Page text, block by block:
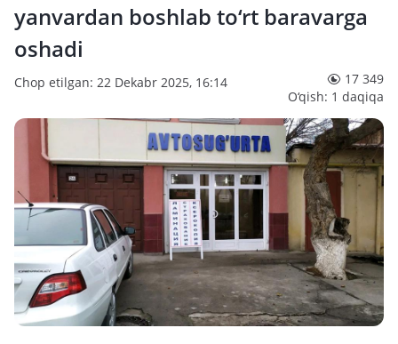
yanvardan boshlab to‘rt baravarga
oshadi
Chop etilgan: 22 Dekabr 2025, 16:14
17 349
O‘qish: 1 daqiqa